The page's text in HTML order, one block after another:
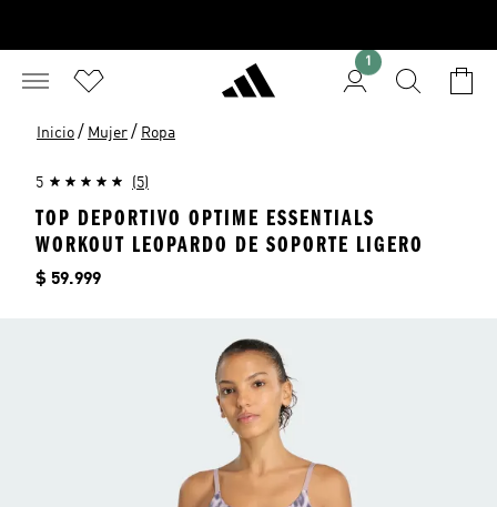
1
Inicio / Mujer / Ropa
5 (5)
TOP DEPORTIVO OPTIME ESSENTIALS
WORKOUT LEOPARDO DE SOPORTE LIGERO
Precio
$ 59.999